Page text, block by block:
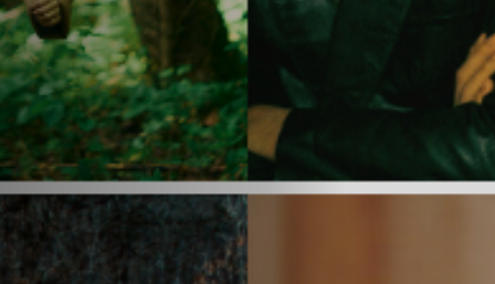
Hors-Festival
Infos pratiques
Jeune Public